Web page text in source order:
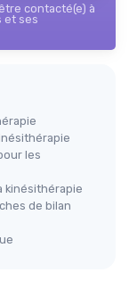
contacté(e) à
et ses
les
kinésithérapie
de bilan